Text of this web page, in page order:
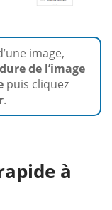
image,
de l’image
puis cliquez
.
à